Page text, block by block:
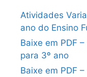
Atividades
ano do Ensino
Baixe em PDF
para 3º ano
Baixe em PDF